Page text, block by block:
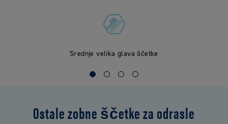
Srednje velika glava ščetke
Ostale zobne ščetke za odrasle